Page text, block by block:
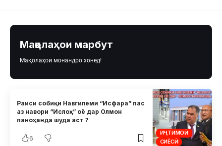
Мақолаҳои марбут
Мақолаҳои монандро хонед!
ИҶТИМОӢ
СИЁСӢ
Раиси собиқи Навгилеми “Исфара” пас
аз навори “Ислоҳ” оё дар Олмон
паноҳанда шуда аст ?
6